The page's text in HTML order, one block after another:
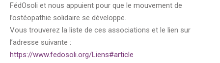
FédOsoli et nous appuient pour que le mouvement de
l’ostéopathie solidaire se développe.
Vous trouverez la liste de ces associations et le lien sur
l’adresse suivante :
https://www.fedosoli.org/Liens#article